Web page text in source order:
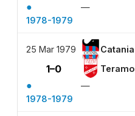
●
—
1978-1979
25 Mar 1979 Catania
1–0 Teramo
●
—
1978-1979